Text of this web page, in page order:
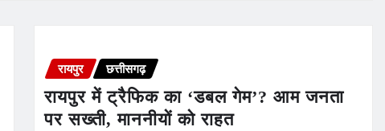
रायपुर छत्तीसगढ़
रायपुर में ट्रैफिक का ‘डबल गेम’? आम जनता
पर सख्ती, माननीयों को राहत